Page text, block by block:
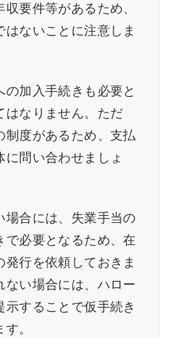
要件等があるため、
ないことに注意しま
の加入手続きも必要と
はなりません。ただ
制度があるため、支払
問い合わせましょ
場合には、失業手当の
必要となるため、在
行を依頼しておきま
ない場合には、ハロー
することで仮手続き
。